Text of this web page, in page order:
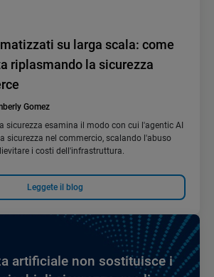
su larga scala: come
riplasmando la sicurezza
Gomez
sicurezza esamina il modo con cui l'agentic AI
sicurezza nel commercio, scalando l'abuso
i costi dell'infrastruttura.
Leggete il blog
artificiale non sostituisce i